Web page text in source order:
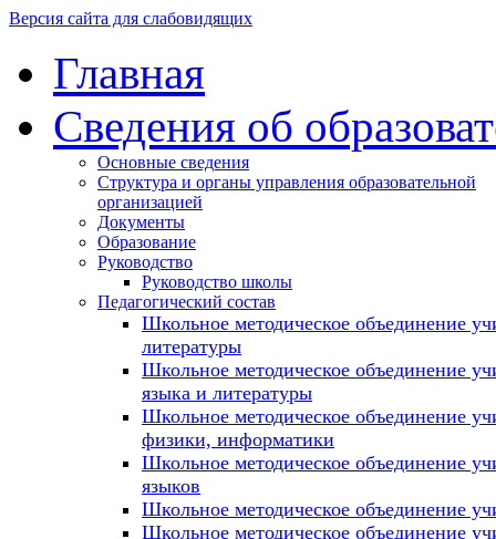
Версия сайта для слабовидящих
Главная
Сведения об
Основные сведения
Структура и органы управления образовательной
организацией
Документы
Образование
Руководство
Руководство школы
Педагогический состав
Школьное методическое объединение
литературы
Школьное методическое объединение
языка и литературы
Школьное методическое объединение
физики, информатики
Школьное методическое объединение
языков
Школьное методическое объединение
Школьное методическое объединение